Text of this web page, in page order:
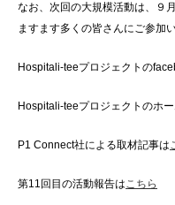
なお、次回の大規模活動は、９
ますます多くの皆さんにご参加
Hospitali-teeプロジェクトの
Hospitali-teeプロジェクトのホ
P1 Connect社による取材記事は
第11回目の活動報告はこちら